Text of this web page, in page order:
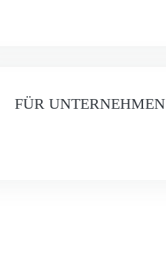
FÜR UNTERNEHMEN